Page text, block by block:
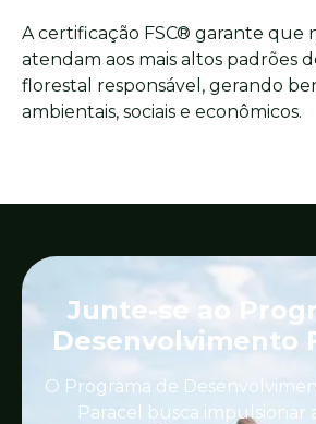
A certificação FSC® garante que
atendam aos mais altos padrões
florestal responsável, gerando
ambientais, sociais e econômicos.
Junte-se ao
Desenvolvimento
O Programa de
Paracel busca impulsionar